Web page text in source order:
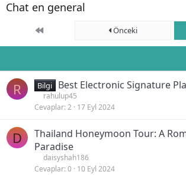
Chat en general
First Önceki
R Bilgi Best Electronic Signature
rahulup45
Cevaplar 2 17 Eyl 2024
D
Thailand Honeymoon Tour: A
Paradise
daisyshah186
Cevaplar 0 10 Eyl 2024